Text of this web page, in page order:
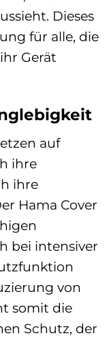
Dieses
für alle, die
Gerät
auf
ihre
ihre
Hama Cover
bei intensiver
von
somit die
Schutz, der